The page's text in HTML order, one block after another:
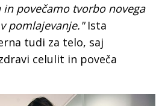
in povečamo tvorbo novega
pomlajevanje." Ista
tudi za telo, saj
celulit in poveča